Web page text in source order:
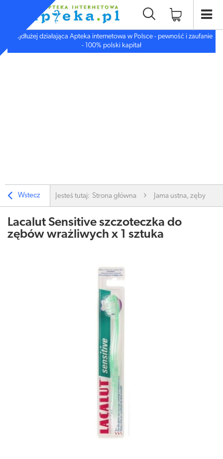
Najdłużej działająca Apteka internetowa w Polsce - pewność i zaufanie
- 100% polski kapitał
Wstecz Jesteś tutaj: Strona główna Jama ustna, zęby
Lacalut Sensitive szczoteczka do
zębów wrażliwych x 1 sztuka